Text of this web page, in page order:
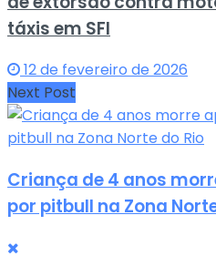
táxis em SFI
12 de fevereiro de 2026
Next Post
Criança de 4 anos
por pitbull na Zona